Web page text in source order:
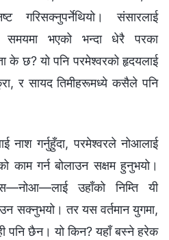
संसारलाई
समयमा भएको भन्दा धेरै परका
के छ? यो पनि परमेश्‍वरको हृदयलाई
र सायद तिमीहरूमध्ये कसैले पनि
नाश गर्नुहुँदा, परमेश्‍वरले नोआलाई
काम गर्न बोलाउन सक्षम हुनुभयो।
उहाँको निम्ति यी
सक्‍नुभयो। तर यस वर्तमान युगमा,
पनि छैन। यो किन? यहाँ बस्‍ने हरेक